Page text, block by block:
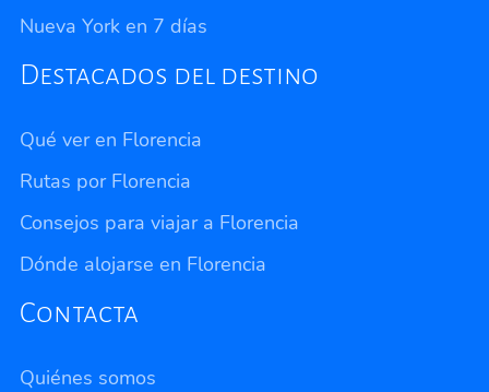
Nueva York en 7 días
Destacados del destino
Qué ver en Florencia
Rutas por Florencia
Consejos para viajar a Florencia
Dónde alojarse en Florencia
Contacta
Quiénes somos